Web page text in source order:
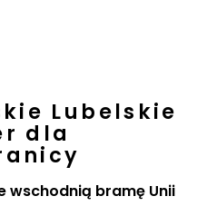
Lubelskie
dla
wschodnią bramę Unii